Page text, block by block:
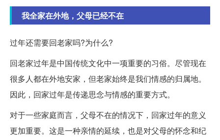
我全家在外地，父母已经不在
过年还需要回老家吗?为什么?
回老家过年是中国传统文化中一项重要的习俗。尽管现在
很多人都在外地安家，但老家始终是我们情感的归属地。
因此，回家过年是传递思念与情感的重要方式。
对于一些家庭而言，父母不在的情况下，回家过年的意义
更加重要。这是一种亲情的延续，也是对父母的怀念和纪